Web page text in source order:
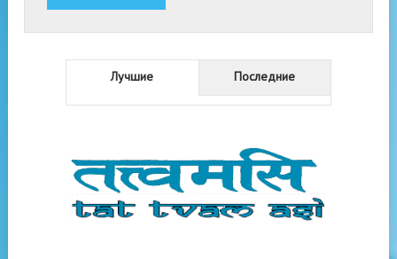
Лучшие Последние